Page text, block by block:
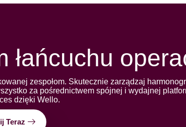
łańcuchu
zespołom. Skutecznie zarządzaj
za pośrednictwem spójnej i wydajnej
dzięki Wello.
Teraz